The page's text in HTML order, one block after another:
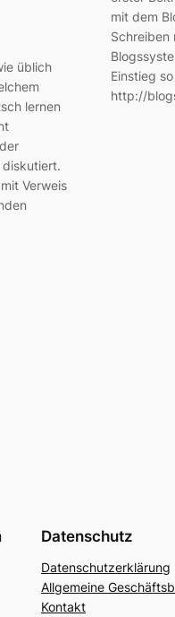
üblich
lernen
Verweis
mit dem
Schreiben
Einstieg
http://
Datenschutz
Datenschutzerklärung
Allgemeine
Kontakt